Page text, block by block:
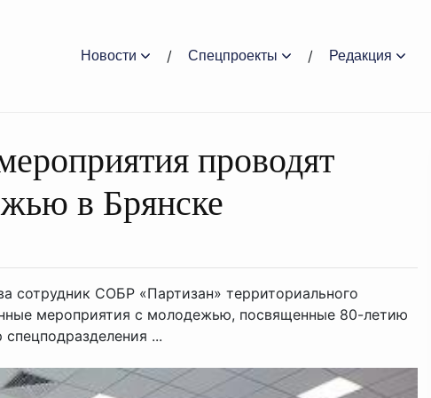
Новости Спецпроекты Редакция
проводят
в Брянске
сотрудник СОБР «Партизан» территориального
мероприятия с молодежью, посвященные 80-летию
...